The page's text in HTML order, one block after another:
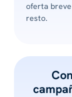
oferta breve
resto.